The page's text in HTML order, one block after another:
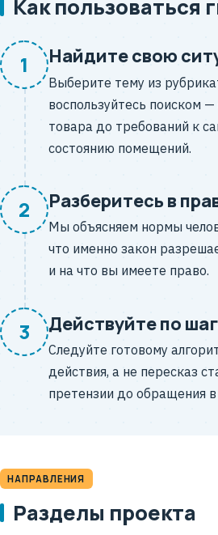
Как пользоваться
1 Найдите свою
Выберите тему из
воспользуйтесь поиском
товара до требований к
состоянию помещений.
2 Разберитесь в
Мы объясняем нормы
что именно закон
и на что вы имеете право.
3 Действуйте по
Следуйте готовому
действия, а не пересказ
претензии до обращения
НАПРАВЛЕНИЯ
Разделы проекта